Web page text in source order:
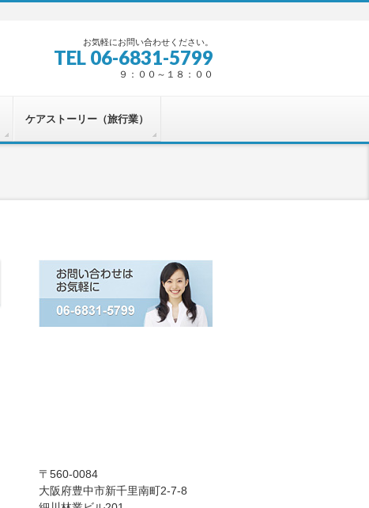
お気軽にお問い合わせください。
TEL 06-6831-5799
９：００～１８：００
ケアストーリー（旅行業）
〒560-0084
大阪府豊中市新千里南町2-7-8